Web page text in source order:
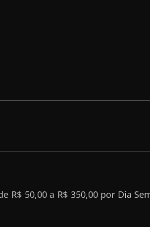
R$ 50,00 a R$ 350,00 por Dia